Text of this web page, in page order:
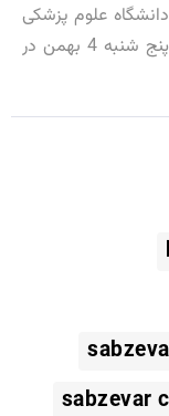
دانشگاه علوم پزشکی
سبزوار و با حضور دکتر شگرف نخعی صبح پنج شنبه 4 بهمن در
sabzevar